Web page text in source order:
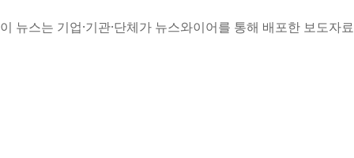
이 뉴스는 기업·기관·단체가 뉴스와이어를 통해 배포한 보도자